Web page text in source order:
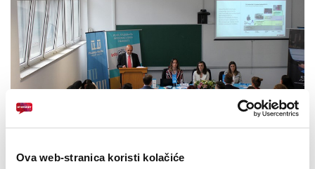
Ova web-stranica koristi kolačiće
KONTAKTI
MOJ PROFIL
E-RAČUN
PODRŠKA